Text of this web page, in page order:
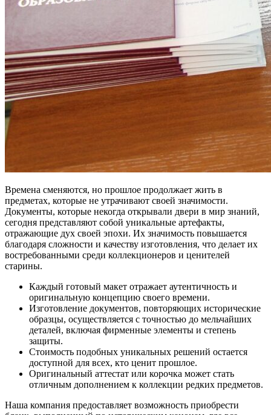
Времена сменяются, но прошлое продолжает жить в
предметах, которые не утрачивают своей значимости.
Документы, которые некогда открывали двери в мир знаний,
сегодня представляют собой уникальные артефакты,
отражающие дух своей эпохи. Их значимость повышается
благодаря сложности и качеству изготовления, что делает их
востребованными среди коллекционеров и ценителей
старины.
Каждый готовый макет отражает аутентичность и
оригинальную концепцию своего времени.
Изготовление документов, повторяющих исторические
образцы, осуществляется с точностью до мельчайших
деталей, включая фирменные элементы и степень
защиты.
Стоимость подобных уникальных решений остается
доступной для всех, кто ценит прошлое.
Оригинальный аттестат или корочка может стать
отличным дополнением к коллекции редких предметов.
Наша компания предоставляет возможность приобрести